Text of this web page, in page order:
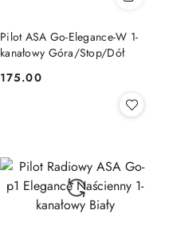
Pilot ASA Go-Elegance-W 1-
kanałowy Góra/Stop/Dół
Cena:
175.00